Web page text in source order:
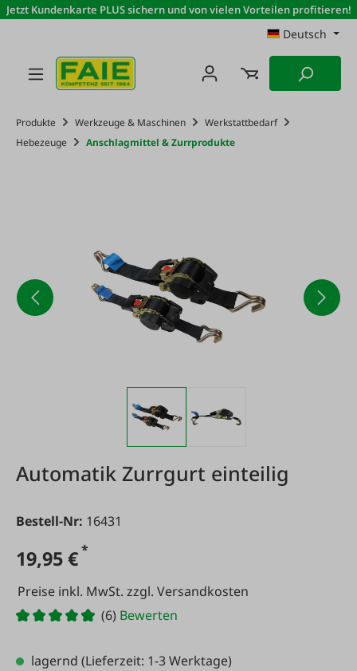
Zum Hauptinhalt springen
Jetzt Kundenkarte PLUS sichern und von vielen Vorteilen profitieren!
Deutsch
Produkte Werkzeuge & Maschinen
Werkstattbedarf
Hebezeuge
Anschlagmittel & Zurrprodukte
Automatik Zurrgurt einteilig
Bestell-Nr: 16431
19,95 €*
Preise inkl. MwSt. zzgl. Versandkosten
(6) Bewerten
lagernd (Lieferzeit: 1-3 Werktage)